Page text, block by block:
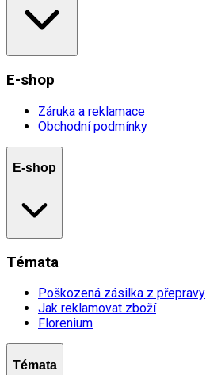
E-shop
Záruka a reklamace
Obchodní podmínky
E-shop
Témata
Poškozená zásilka z přepravy
Jak reklamovat zboží
Florenium
Témata